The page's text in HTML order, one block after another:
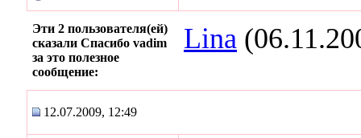
Эти 2 пользователя(ей)
сказали Спасибо vadim
за это полезное
сообщение:
Lina
12.07.2009, 12:49